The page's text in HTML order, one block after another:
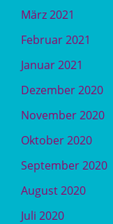
März 2021
Februar 2021
Januar 2021
Dezember 2020
November 2020
Oktober 2020
September 2020
August 2020
Juli 2020